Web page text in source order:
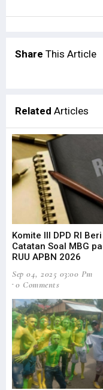
Share This Article
Related Articles
Komite III DPD RI
Catatan Soal MBG
RUU APBN 2026
Sep 04, 2025 03:00 Pm
0 Comments